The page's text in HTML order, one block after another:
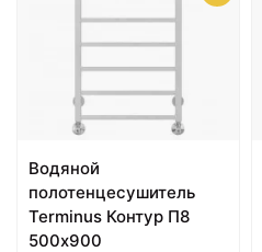
Водяной
полотенцесушитель
Terminus Контур П8
500х900